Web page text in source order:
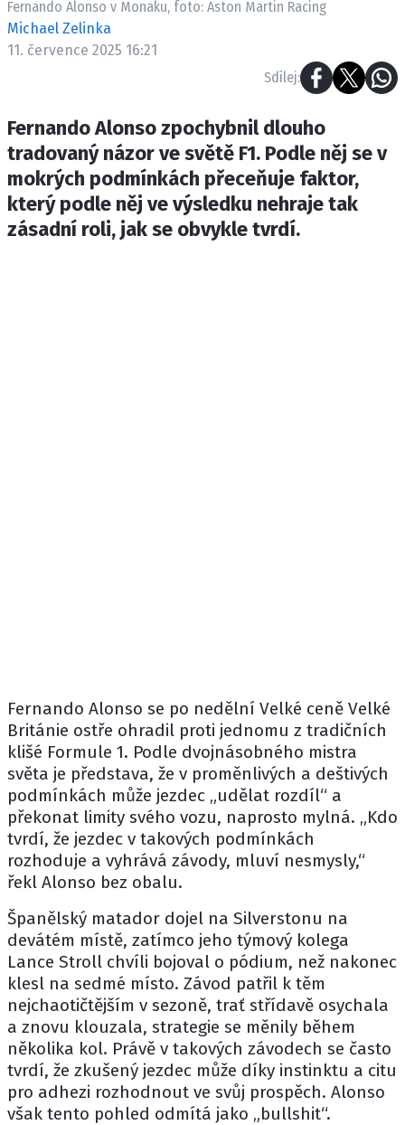
ETICKÝ KODEX
OSOBNÍ ÚDAJE / COOKIES
Provozovatelem serveru F1NEWS.cz je
INCORP MEDIA GROUP s.r.o., IČ: 118 23 054
Fernando Alonso v Monaku, foto: Aston Martin Racing
Michael Zelinka
11. července 2025 16:21
Sdílej:
Fernando Alonso zpochybnil dlouho
tradovaný názor ve světě F1. Podle něj se v
mokrých podmínkách přeceňuje faktor,
který podle něj ve výsledku nehraje tak
zásadní roli, jak se obvykle tvrdí.
Fernando Alonso se po nedělní Velké ceně Velké
Británie ostře ohradil proti jednomu z tradičních
klišé Formule 1. Podle dvojnásobného mistra
světa je představa, že v proměnlivých a deštivých
podmínkách může jezdec „udělat rozdíl“ a
překonat limity svého vozu, naprosto mylná. „Kdo
tvrdí, že jezdec v takových podmínkách
rozhoduje a vyhrává závody, mluví nesmysly,“
řekl Alonso bez obalu.
Španělský matador dojel na Silverstonu na
devátém místě, zatímco jeho týmový kolega
Lance Stroll chvíli bojoval o pódium, než nakonec
klesl na sedmé místo. Závod patřil k těm
nejchaotičtějším v sezoně, trať střídavě osychala
a znovu klouzala, strategie se měnily během
několika kol. Právě v takových závodech se často
tvrdí, že zkušený jezdec může díky instinktu a citu
pro adhezi rozhodnout ve svůj prospěch. Alonso
však tento pohled odmítá jako „bullshit“.